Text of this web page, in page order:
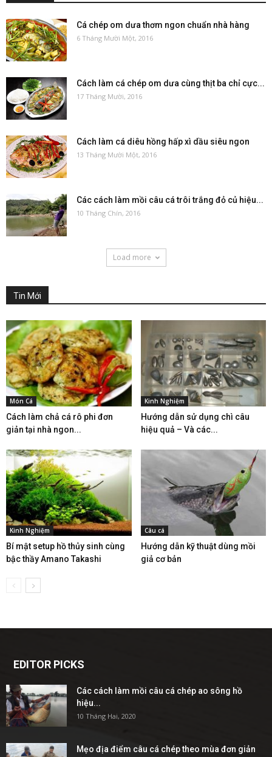
Cá chép om dưa thơm ngon chuẩn nhà hàng
6 Tháng Mười Một, 2016
Cách làm cá chép om dưa cùng thịt ba chỉ cực...
17 Tháng Mười, 2016
Cách làm cá diêu hồng hấp xì dầu siêu ngon
13 Tháng Mười Một, 2016
Các cách làm mồi câu cá trôi trắng đỏ củ hiệu...
10 Tháng Chín, 2016
Load more
Tin Mới
Món Cá
Cách làm chả cá rô phi đơn
giản tại nhà ngon...
Kinh Nghiệm
Hướng dẫn sử dụng chì câu
hiệu quả – Và các...
Kinh Nghiệm
Bí mật setup hồ thủy sinh cùng
bậc thầy Amano Takashi
Câu cá
Hướng dẫn kỹ thuật dùng mồi
giả cơ bản
EDITOR PICKS
Các cách làm mồi câu cá chép ao sông hồ
hiệu...
10 Tháng Hai, 2020
Mẹo địa điểm câu cá chép theo mùa đơn giản